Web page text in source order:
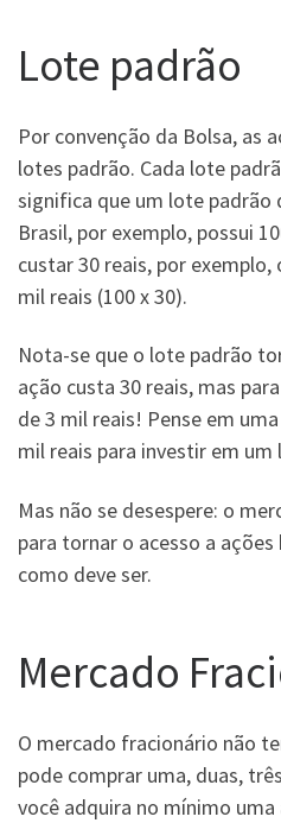
Lote padrão
Por convenção da Bolsa, as
lotes padrão. Cada lote
significa que um lote padrão
Brasil, por exemplo, possui
custar 30 reais, por
mil reais (100 x 30).
Nota-se que o lote padrão
ação custa 30 reais, mas
de 3 mil reais! Pense em
mil reais para investir em um
Mas não se desespere: o
para tornar o acesso a
como deve ser.
Mercado
O mercado fracionário não
pode comprar uma, duas,
você adquira no mínimo